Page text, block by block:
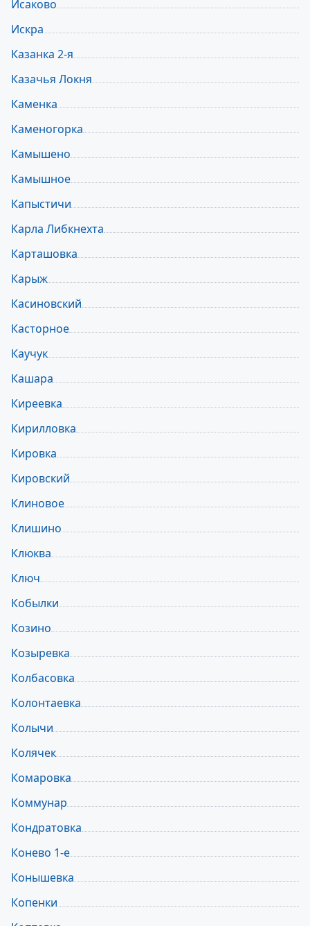
Исаково
Искра
Казанка 2-я
Казачья Локня
Каменка
Каменогорка
Камышено
Камышное
Капыстичи
Карла Либкнехта
Карташовка
Карыж
Касиновский
Касторное
Каучук
Кашара
Киреевка
Кирилловка
Кировка
Кировский
Клиновое
Клишино
Клюква
Ключ
Кобылки
Козино
Козыревка
Колбасовка
Колонтаевка
Колычи
Колячек
Комаровка
Коммунар
Кондратовка
Конево 1-e
Конышевка
Копенки